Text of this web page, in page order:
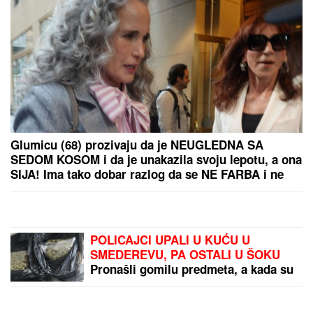
BIVŠI FUDBALER
PARTIZANA IMA NOVI
KLUB!
Samed Baždar
potpisao
KRATAK ŠORTS OTKRIO